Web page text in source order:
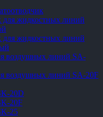
для жидкостных линий
для жидкостных линий
воздушных линий SA-
воздушных линий SA-20F
20D
20F
25